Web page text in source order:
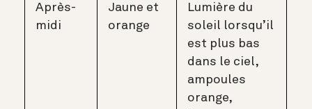
Après-
midi
Jaune et
orange
Lumière du
soleil lorsqu’il
est plus bas
dans le ciel,
ampoules
orange,